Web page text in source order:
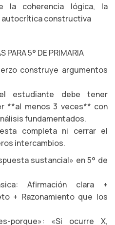
la coherencia lógica, la
autocrítica constructiva
PARA 5° DE PRIMARIA
construye argumentos
estudiante debe tener
**al menos 3 veces** con
fundamentados.
completa ni cerrar el
intercambios.
sustancial» en 5° de
Afirmación clara +
+ Razonamiento que los
porque»: «Si ocurre X,